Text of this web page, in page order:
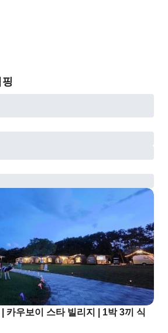
카우보이 스타 빌리지 | 1박 3끼 식